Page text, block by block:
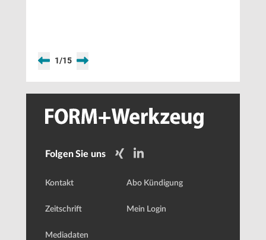
1/15
Folgen Sie uns
Kontakt
Zeitschrift
Mediadaten
Abo Kündigung
Mein Login